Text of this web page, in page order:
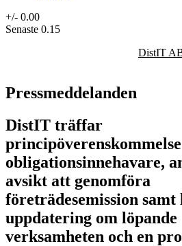
+/- 0.00
Senaste 0.15
DistIT
Pressmeddelanden
DistIT träffar
obligationsinnehavare,
avsikt att genomföra
företrädesemission
uppdatering om löpande
verksamheten och en